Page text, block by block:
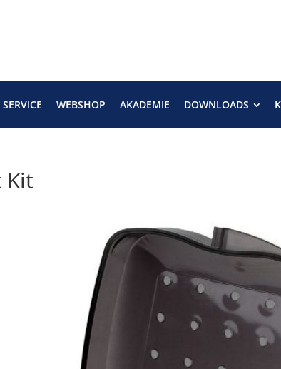
SERVICE WEBSHOP AKADEMIE DOWNLOADS
Kit